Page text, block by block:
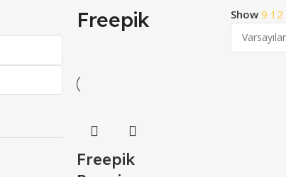
Freepik Show9 12
Freepik